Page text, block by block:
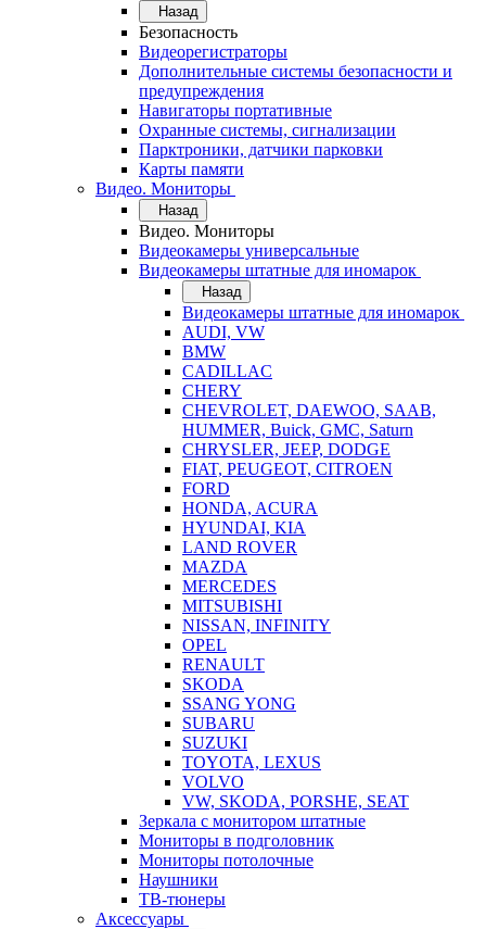
Назад
Безопасность
Видеорегистраторы
Дополнительные системы безопасности и
предупреждения
Навигаторы портативные
Охранные системы, сигнализации
Парктроники, датчики парковки
Карты памяти
Видео. Мониторы
Назад
Видео. Мониторы
Видеокамеры универсальные
Видеокамеры штатные для иномарок
Назад
Видеокамеры штатные для иномарок
AUDI, VW
BMW
CADILLAC
CHERY
CHEVROLET, DAEWOO, SAAB,
HUMMER, Buick, GMC, Saturn
CHRYSLER, JEEP, DODGE
FIAT, PEUGEOT, CITROEN
FORD
HONDA, ACURA
HYUNDAI, KIA
LAND ROVER
MAZDA
MERCEDES
MITSUBISHI
NISSAN, INFINITY
OPEL
RENAULT
SKODA
SSANG YONG
SUBARU
SUZUKI
TOYOTA, LEXUS
VOLVO
VW, SKODA, PORSHE, SEAT
Зеркала с монитором штатные
Мониторы в подголовник
Мониторы потолочные
Наушники
ТВ-тюнеры
Аксессуары